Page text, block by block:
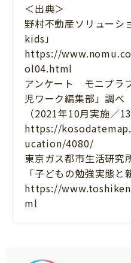
＜出典＞
野村不動産ソリュー
kids」
https://
ol04.html
アンケート モニプラ
児ワーク編集部」調べ
（2021年10月実施／
https://
ucation/4080/
東京ガス都市生活研
「子どもの勉強実態と
https://
ml